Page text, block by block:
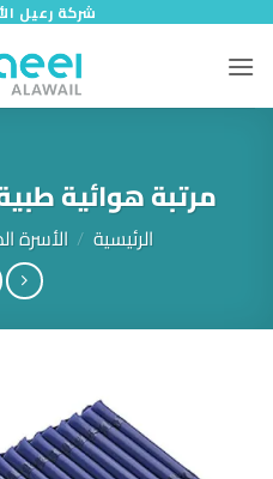
شركة رعيل
مرتبة هوائية
الرئيسية / الأسرة